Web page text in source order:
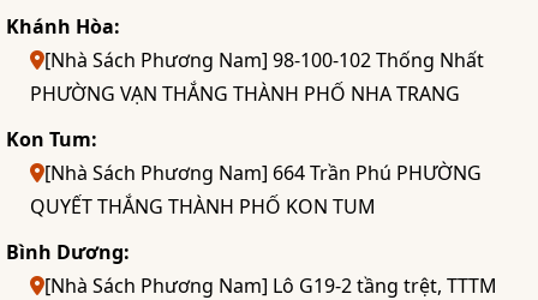
Khánh Hòa:
[Nhà Sách Phương Nam] 98-100-102 Thống Nhất
PHƯỜNG VẠN THẮNG THÀNH PHỐ NHA TRANG
Kon Tum:
[Nhà Sách Phương Nam] 664 Trần Phú PHƯỜNG
QUYẾT THẮNG THÀNH PHỐ KON TUM
Bình Dương:
[Nhà Sách Phương Nam] Lô G19-2 tầng trệt, TTTM